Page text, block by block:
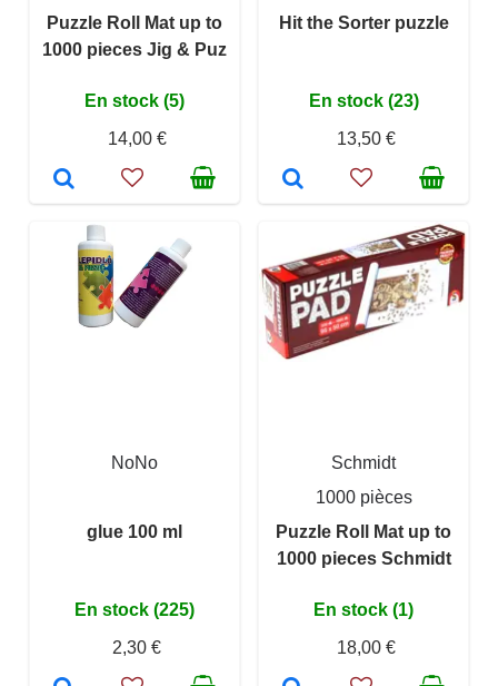
Puzzle Roll Mat up to
1000 pieces Jig & Puz
En stock (5)
14,00 €
Hit the Sorter puzzle
En stock (23)
13,50 €
NoNo
glue 100 ml
En stock (225)
2,30 €
Schmidt
1000 pièces
Puzzle Roll Mat up to
1000 pieces Schmidt
En stock (1)
18,00 €